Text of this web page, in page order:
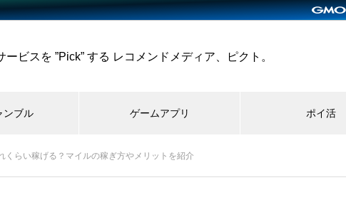
ビスを ”Pick” する レコメンドメディア、ピクト。
ンブル ゲームアプリ ポイ活
くらい稼げる？マイルの稼ぎ方やメリットを紹介